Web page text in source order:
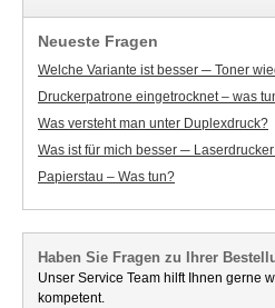
Neueste Fragen
Welche Variante ist besser ─ Toner
Druckerpatrone eingetrocknet – was
Was versteht man unter Duplexdruck?
Was ist für mich besser ─
Papierstau – Was tun?
Haben Sie Fragen zu Ihrer
Unser Service Team hilft Ihnen gerne
kompetent.